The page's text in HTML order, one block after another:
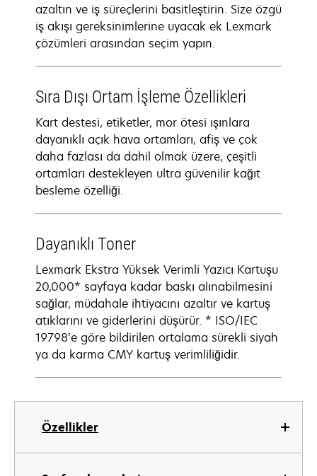
Özellikler
azaltın ve iş süreçlerini basitleştirin. Size özgü
iş akışı gereksinimlerine uyacak ek Lexmark
çözümleri arasından seçim yapın.
Sıra Dışı Ortam İşleme Özellikleri
Kart destesi, etiketler, mor ötesi ışınlara
dayanıklı açık hava ortamları, afiş ve çok
daha fazlası da dahil olmak üzere, çeşitli
ortamları destekleyen ultra güvenilir kağıt
besleme özelliği.
Dayanıklı Toner
Lexmark Ekstra Yüksek Verimli Yazıcı Kartuşu
20,000* sayfaya kadar baskı alınabilmesini
sağlar, müdahale ihtiyacını azaltır ve kartuş
atıklarını ve giderlerini düşürür. * ISO/IEC
19798’e göre bildirilen ortalama sürekli siyah
ya da karma CMY kartuş verimliliğidir.